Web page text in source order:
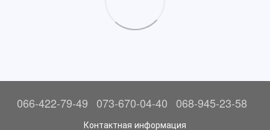
066-422-79-49 073-670-04-40 068-945-23-58
Контактная информация